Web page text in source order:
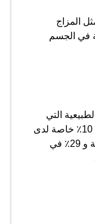
المزاج
في الجسم
التي
تساعد في حرق الدهون بنسبة تصل إلى 10٪ خاصة لدى
الأفراد الذين يعانون من السمنة المفرطة و 29٪ في